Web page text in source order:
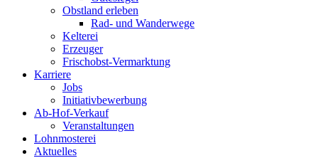
Obstland erleben
Rad- und Wanderwege
Kelterei
Erzeuger
Frischobst-Vermarktung
Karriere
Jobs
Initiativbewerbung
Ab-Hof-Verkauf
Veranstaltungen
Lohnmosterei
Aktuelles